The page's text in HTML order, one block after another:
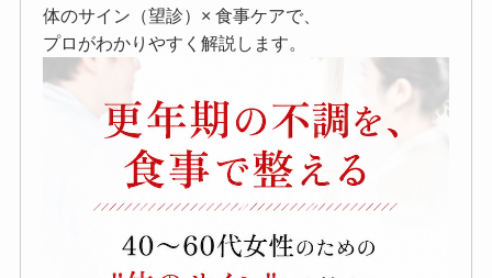
体のサイン（望診）× 食事ケアで、
プロがわかりやすく解説します。